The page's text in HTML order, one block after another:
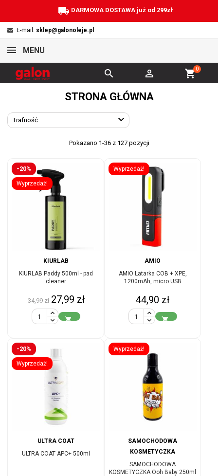
local_shipping DARMOWA DOSTAWA już od 299zł
E-mail: sklep@galonoleje.pl
MENU
shopping_cart0


STRONA GŁÓWNA
Trafność 
Pokazano 1-36 z 127 pozycji
-20%
Wyprzedaż!
KIURLAB
KIURLAB Paddy 500ml - pad
cleaner
Cena
podstawowa
34,99 zł Cena
27,99 zł

Wyprzedaż!
AMIO
AMIO Latarka COB + XPE,
1200mAh, micro USB
Cena
44,90 zł

-20%
Wyprzedaż!
ULTRA COAT
ULTRA COAT APC+ 500ml
Wyprzedaż!
SAMOCHODOWA
KOSMETYCZKA
SAMOCHODOWA
KOSMETYCZKA Ooh Baby 250ml